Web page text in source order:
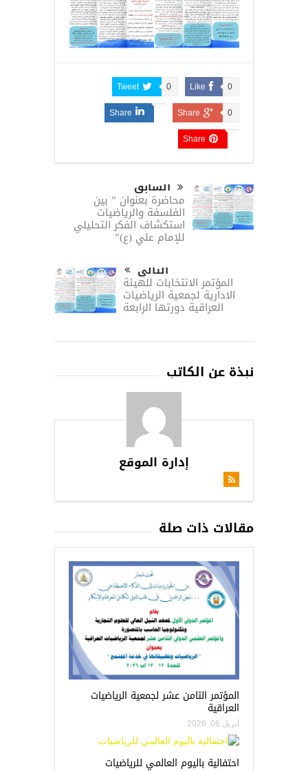
Like 0
Tweet 0
Share 0
Share
Share
السابق
محاضرة بعنوان ” بين
الفلسفة والرياضيات
استكشاف الفكر التحليلي
للإمام علي (ع)”
التالى
المؤتمر الانتخابات للهيئة
الادارية لجمعية الرياضيات
العراقية دورتها الرابعة
نبذة عن الكاتب
إدارة الموقع
مقالات ذات صلة
المؤتمر الثامن عشر لجمعية الرياضيات
العراقية
أبريل 06, 2026
احتفالية باليوم العالمي للرياضيات